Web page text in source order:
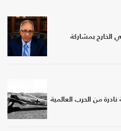
بمشاركة
نادرة من الحرب العالمية